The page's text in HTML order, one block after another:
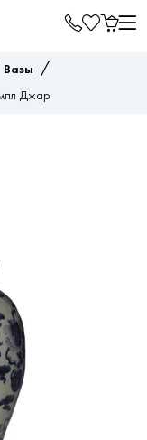
Вазы /
Джар